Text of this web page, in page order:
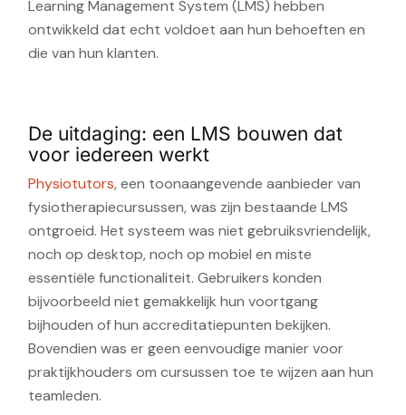
Learning Management System (LMS) hebben
ontwikkeld dat echt voldoet aan hun behoeften en
die van hun klanten.
De uitdaging: een LMS bouwen dat
voor iedereen werkt
Physiotutors, een toonaangevende aanbieder van
fysiotherapiecursussen, was zijn bestaande LMS
ontgroeid. Het systeem was niet gebruiksvriendelijk,
noch op desktop, noch op mobiel en miste
essentiële functionaliteit. Gebruikers konden
bijvoorbeeld niet gemakkelijk hun voortgang
bijhouden of hun accreditatiepunten bekijken.
Bovendien was er geen eenvoudige manier voor
praktijkhouders om cursussen toe te wijzen aan hun
teamleden.